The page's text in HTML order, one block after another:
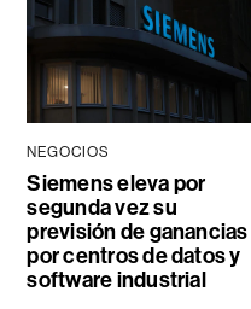
NEGOCIOS
Siemens eleva por
segunda vez su
previsión de ganancias
por centros de datos y
software industrial